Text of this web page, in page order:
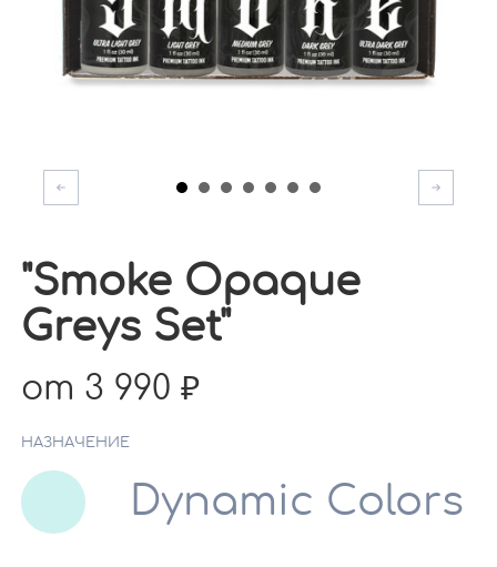
"Smoke Opaque
Greys Set"
от 3 990
НАЗНАЧЕНИЕ
Dynamic Colors